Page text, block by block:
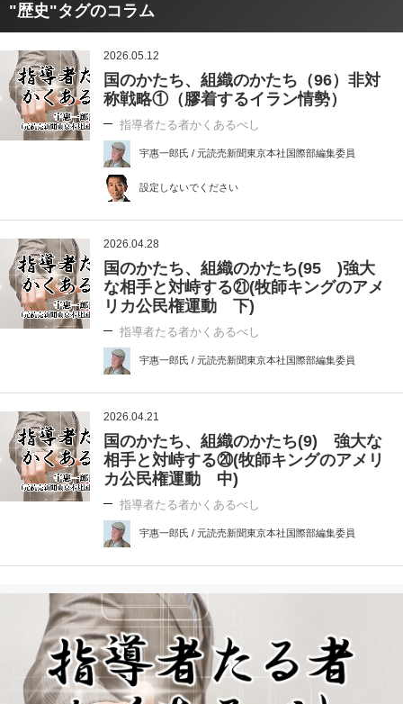
"歴史"タグのコラム
2026.05.12
国のかたち、組織のかたち（96）非対
称戦略①（膠着するイラン情勢）
指導者たる者かくあるべし
宇惠一郎氏 / 元読売新聞東京本社国際部編集委員
設定しないでください
2026.04.28
国のかたち、組織のかたち(95 )強大
な相手と対峙する㉑(牧師キングのアメ
リカ公民権運動 下)
指導者たる者かくあるべし
宇惠一郎氏 / 元読売新聞東京本社国際部編集委員
2026.04.21
国のかたち、組織のかたち(9) 強大な
相手と対峙する⑳(牧師キングのアメリ
カ公民権運動 中)
指導者たる者かくあるべし
宇惠一郎氏 / 元読売新聞東京本社国際部編集委員